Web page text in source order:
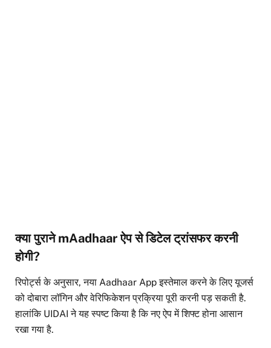
क्या पुराने mAadhaar ऐप से डिटेल ट्रांसफर करनी
होगी?
रिपोर्ट्स के अनुसार, नया Aadhaar App इस्तेमाल करने के लिए यूजर्स
को दोबारा लॉगिन और वेरिफिकेशन प्रक्रिया पूरी करनी पड़ सकती है.
हालांकि UIDAI ने यह स्पष्ट किया है कि नए ऐप में शिफ्ट होना आसान
रखा गया है.